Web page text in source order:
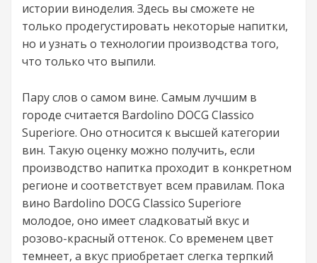
истории виноделия. Здесь вы сможете не
только продегустировать некоторые напитки,
но и узнать о технологии производства того,
что только что выпили.
Пару слов о самом вине. Самым лучшим в
городе считается Bardolino DOCG Classico
Superiore. Оно относится к высшей категории
вин. Такую оценку можно получить, если
производство напитка проходит в конкретном
регионе и соответствует всем правилам. Пока
вино Bardolino DOCG Classico Superiore
молодое, оно имеет сладковатый вкус и
розово-красный оттенок. Со временем цвет
темнеет, а вкус приобретает слегка терпкий